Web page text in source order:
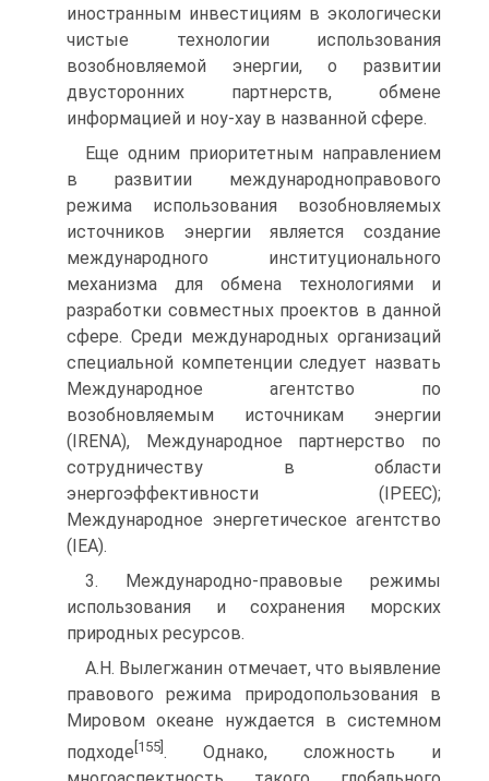
иностранным инвестициям в экологически
чистые технологии использования
возобновляемой энергии, о развитии
двусторонних партнерств, обмене
информацией и ноу-хау в названной сфере.
Еще одним приоритетным направлением
в развитии международноправового
режима использования возобновляемых
источников энергии является создание
международного институционального
механизма для обмена технологиями и
разработки совместных проектов в данной
сфере. Среди международных организаций
специальной компетенции следует назвать
Международное агентство по
возобновляемым источникам энергии
(IRENA), Международное партнерство по
сотрудничеству в области
энергоэффективности (IPEEC);
Международное энергетическое агентство
(IEA).
3. Международно-правовые режимы
использования и сохранения морских
природных ресурсов.
А.Н. Вылегжанин отмечает, что выявление
правового режима природопользования в
Мировом океане нуждается в системном
подходе [155] . Однако, сложность и